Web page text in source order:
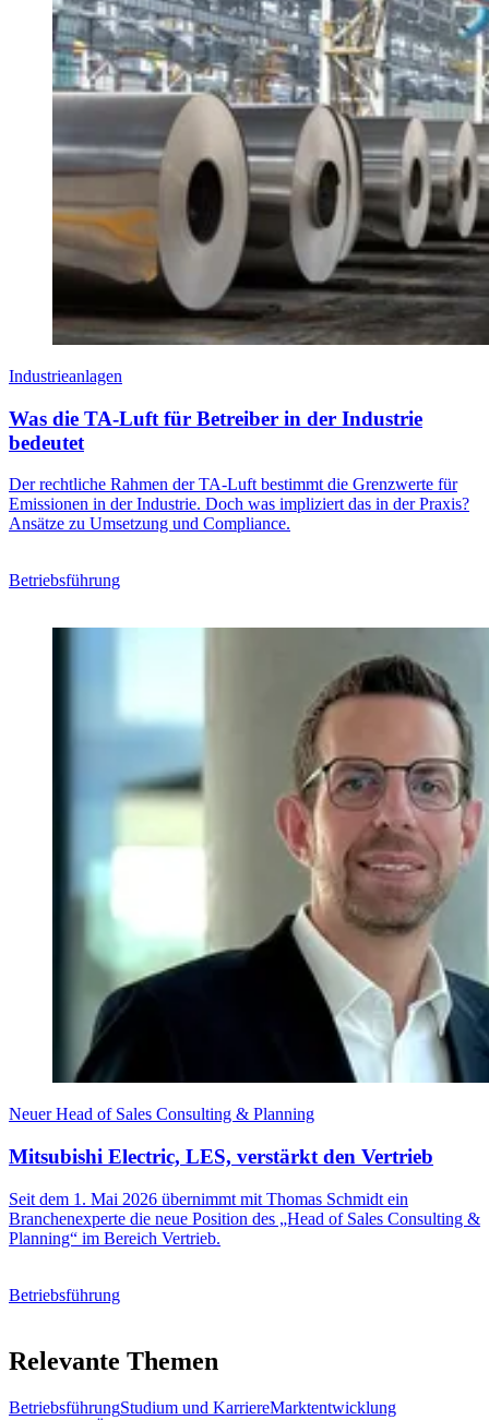
Industrieanlagen
Was die TA-Luft für Betreiber in der Industrie
bedeutet
Der rechtliche Rahmen der TA-Luft bestimmt die Grenzwerte für
Emissionen in der Industrie. Doch was impliziert das in der Praxis?
Ansätze zu Umsetzung und Compliance.
Betriebsführung
Neuer Head of Sales Consulting & Planning
Mitsubishi Electric, LES, verstärkt den Vertrieb
Seit dem 1. Mai 2026 übernimmt mit Thomas Schmidt ein
Branchenexperte die neue Position des „Head of Sales Consulting &
Planning“ im Bereich Vertrieb.
Betriebsführung
Relevante Themen
BetriebsführungStudium und KarriereMarktentwicklung